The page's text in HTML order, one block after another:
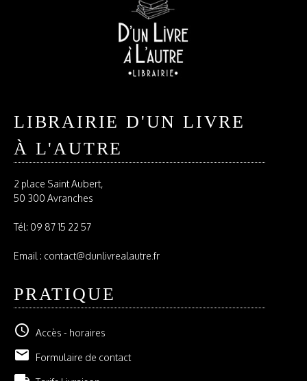
LIBRAIRIE D'UN LIVRE
À L'AUTRE
2 place Saint Aubert,
50 300 Avranches
Tél: 09 87 15 22 57
Email : contact@dunlivrealautre.fr
PRATIQUE
schedule Accès - horaires
email Formulaire de contact